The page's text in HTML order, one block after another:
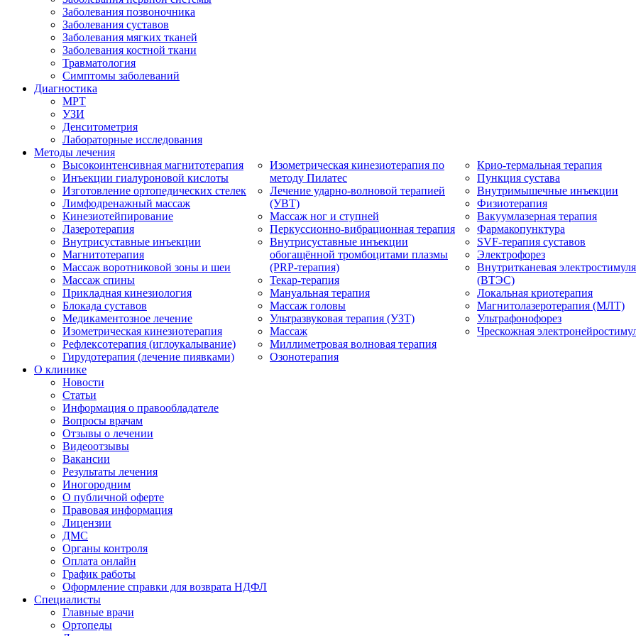
Заболевания позвоночника
Заболевания суставов
Заболевания мягких тканей
Заболевания костной ткани
Травматология
Симптомы заболеваний
Диагностика
МРТ
УЗИ
Денситометрия
Лабораторные исследования
Методы лечения
Высокоинтенсивная магнитотерапия
Инъекции гиалуроновой кислоты
Изготовление ортопедических стелек
Лимфодренажный массаж
Кинезиотейпирование
Лазеротерапия
Внутрисуставные инъекции
Магнитотерапия
Массаж воротниковой зоны и шеи
Массаж спины
Прикладная кинезиология
Блокада суставов
Медикаментозное лечение
Изометрическая кинезиотерапия
Рефлексотерапия (иглоукалывание)
Гирудотерапия (лечение пиявками)
Изометрическая кинезиотерапия по
методу Пилатес
Лечение ударно-волновой терапией
(УВТ)
Массаж ног и ступней
Перкуссионно-вибрационная терапия
Внутрисуставные инъекции
обогащённой тромбоцитами плазмы
(PRP-терапия)
Текар-терапия
Мануальная терапия
Массаж головы
Ультразвуковая терапия (УЗТ)
Массаж
Миллиметровая волновая терапия
Озонотерапия
Крио-термальная терапия
Пункция сустава
Внутримышечные инъекции
Физиотерапия
Вакуумлазерная терапия
Фармакопунктура
SVF-терапия суставов
Электрофорез
Внутритканевая
(ВТЭС)
Локальная криотерапия
Магнитолазеротерапия (МЛТ)
Ультрафонофорез
Чрескожная
О клинике
Новости
Статьи
Информация о правообладателе
Вопросы врачам
Отзывы о лечении
Видеоотзывы
Вакансии
Результаты лечения
Иногородним
О публичной оферте
Правовая информация
Лицензии
ДМС
Органы контроля
Оплата онлайн
График работы
Оформление справки для возврата НДФЛ
Специалисты
Главные врачи
Ортопеды